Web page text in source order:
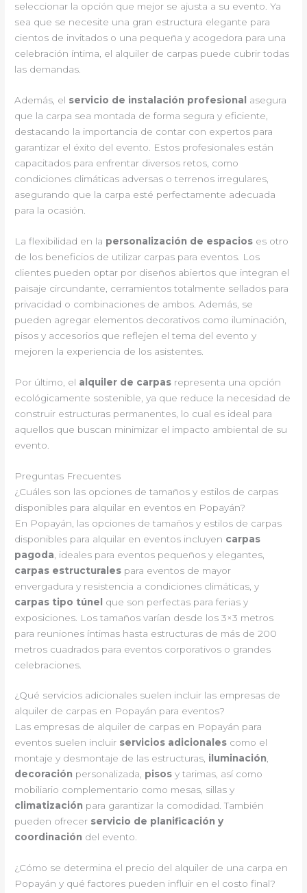
seleccionar la opción que mejor se ajusta a su evento. Ya
sea que se necesite una gran estructura elegante para
cientos de invitados o una pequeña y acogedora para una
celebración íntima, el alquiler de carpas puede cubrir todas
las demandas.
Además, el servicio de instalación profesional
asegura
que la carpa sea montada de forma segura y eficiente,
destacando la importancia de contar con expertos para
garantizar el éxito del evento. Estos profesionales están
capacitados para enfrentar diversos retos, como
condiciones climáticas adversas o terrenos irregulares,
asegurando que la carpa esté perfectamente adecuada
para la ocasión.
La flexibilidad en la personalización de espacios es otro
de los beneficios de utilizar carpas para eventos. Los
clientes pueden optar por diseños abiertos que integran el
paisaje circundante, cerramientos totalmente sellados para
privacidad o combinaciones de ambos. Además, se
pueden agregar elementos decorativos como iluminación,
pisos y accesorios que reflejen el tema del evento y
mejoren la experiencia de los asistentes.
Por último, el alquiler de carpas representa una opción
ecológicamente sostenible, ya que reduce la necesidad de
construir estructuras permanentes, lo cual es ideal para
aquellos que buscan minimizar el impacto ambiental de su
evento.
Preguntas Frecuentes
¿Cuáles son las opciones de tamaños y estilos de carpas
disponibles para alquilar en eventos en Popayán?
En Popayán, las opciones de tamaños y estilos de carpas
disponibles para alquilar en eventos incluyen carpas
pagoda , ideales para eventos pequeños y elegantes,
carpas estructurales para eventos de mayor
envergadura y resistencia a condiciones climáticas, y
carpas tipo túnel que son perfectas para ferias y
exposiciones. Los tamaños varían desde los 3×3 metros
para reuniones íntimas hasta estructuras de más de 200
metros cuadrados para eventos corporativos o grandes
celebraciones.
¿Qué servicios adicionales suelen incluir las empresas de
alquiler de carpas en Popayán para eventos?
Las empresas de alquiler de carpas en Popayán para
eventos suelen incluir servicios adicionales como el
montaje y desmontaje de las estructuras, iluminación,
decoración personalizada, pisos y tarimas, así como
mobiliario complementario como mesas, sillas y
climatización para garantizar la comodidad. También
pueden ofrecer servicio de planificación y
coordinación del evento.
¿Cómo se determina el precio del alquiler de una carpa en
Popayán y qué factores pueden influir en el costo final?